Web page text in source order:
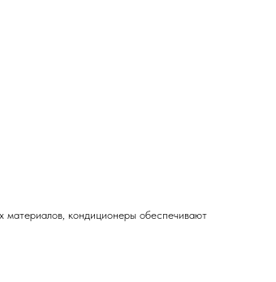
материалов, кондиционеры обеспечивают